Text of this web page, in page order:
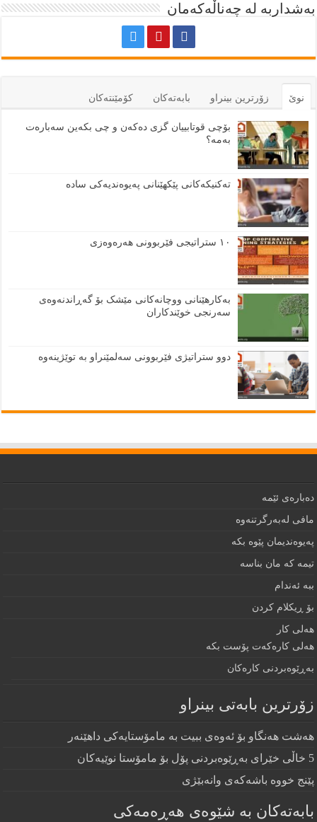
بەشداربە لە چەناڵەکەمان
نوێ زۆرترين بينراو بابەتەكان كۆمێنتەكان
بۆچی قوتابییان گزی دەکەن و چی بکەین سەبارەت
بەمە؟
تەکنیکەکانی پێکهێنانی پەیوەندیەکی سادە
١٠ ستراتیجی فێربوونی هەرەوەزی
بەکارهێنانی ووچانەکانی مێشک بۆ گەڕاندنەوەی
سەرنجی خوێندکاران
دوو ستراتیژی فێربوونی سەلمێنراو بە توێژینەوە
دەبارەى ئێمە
مافى لەبەرگرتنەوە
په‌يوه‌نديمان پێوه‌ بكه‌‌
تيمه كه مان بناسه
ببه‌ ئه‌ندام
بۆ ڕيكلام كردن
هه‌لی كار
هەلی کارەکەت پۆست بکە
به‌ڕێوه‌بردنى كاره‌كان
زۆرترين بابه‌تى بينراو
هەشت هەنگاو بۆ ئەوەی ببیت بە مامۆستایەکی داهێنەر
5 خاڵی خێرای به‌ڕێوه‌بردنی پۆل بۆ مامۆستا نوێیه‌كان
پێنج خووه‌ باشه‌كه‌ی وانه‌بێژی
بابەتەکان بە شێوەی هەڕەمەکی